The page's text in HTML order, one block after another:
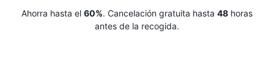
Ahorra hasta el 60%. Cancelación gratuita hasta 48 horas
antes de la recogida.